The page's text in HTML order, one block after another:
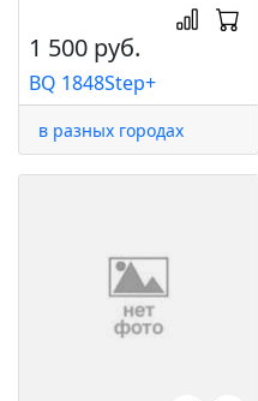
1 500 руб.
BQ 1848Step+
в разных городах